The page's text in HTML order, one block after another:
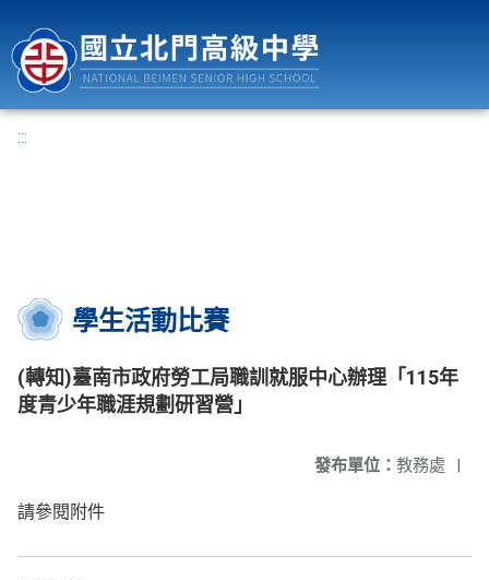
:::
學生活動比賽
(轉知)臺南市政府勞工局職訓就服中心辦理「115年
度青少年職涯規劃研習營」
發布單位： 教務處 |
請參閱附件